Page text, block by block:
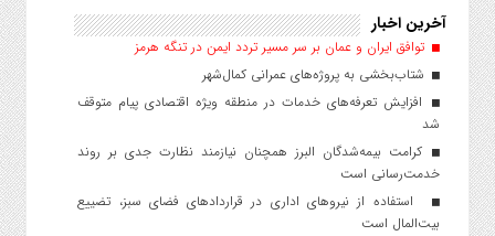
آخرین اخبار
توافق ایران و عمان بر سر مسیر تردد ایمن در تنگه هرمز
شتاب‌بخشی به پروژه‌های عمرانی کمال‌شهر
افزایش تعرفه‌های خدمات در منطقه ویژه اقتصادی پیام متوقف
شد
کرامت بیمه‌شدگان البرز همچنان نیازمند نظارت جدی بر روند
خدمت‌رسانی است
استفاده از نیروهای اداری در قراردادهای فضای سبز، تضییع
بیت‌المال است